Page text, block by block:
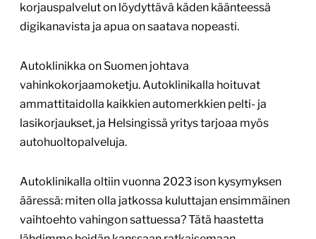
korjauspalvelut on löydyttävä käden käänteessä
digikanavista ja apua on saatava nopeasti.
Autoklinikka on Suomen johtava
vahinkokorjaamoketju. Autoklinikalla hoituvat
ammattitaidolla kaikkien automerkkien pelti- ja
lasikorjaukset, ja Helsingissä yritys tarjoaa myös
autohuoltopalveluja.
Autoklinikalla oltiin vuonna 2023 ison kysymyksen
ääressä: miten olla jatkossa kuluttajan ensimmäinen
vaihtoehto vahingon sattuessa? Tätä haastetta